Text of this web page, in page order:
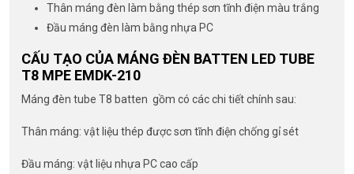
Thân máng đèn làm bằng thép sơn tĩnh điện màu trắng
Đầu máng đèn làm bằng nhựa PC
CẤU TẠO CỦA MÁNG ĐÈN BATTEN LED TUBE
T8 MPE EMDK-210
Máng đèn tube T8 batten gồm có các chi tiết chính sau:
Thân máng: vật liệu thép được sơn tĩnh điện chống gỉ sét
Đầu máng: vật liệu nhựa PC cao cấp